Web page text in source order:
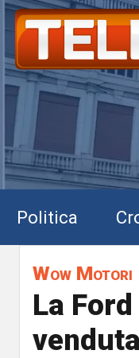
Politica
Wow Motori
La